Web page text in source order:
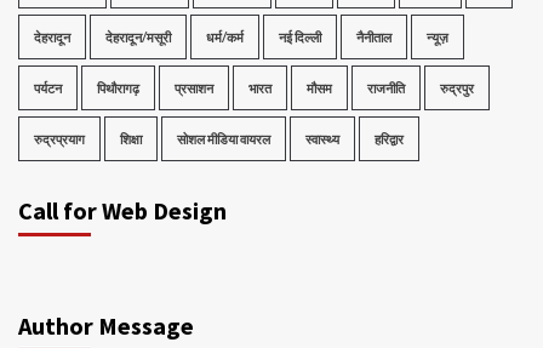
देहरादून देहरादून/मसूरी धर्म/कर्म नई दिल्ली नैनीताल न्यूज़
पर्यटन पिथौरागढ़ प्रसाशन भारत मौसम राजनीति रुद्रपुर
रुद्रप्रयाग शिक्षा सोशल मीडिया वायरल स्वास्थ्य हरिद्वार
Call for Web Design
Author Message